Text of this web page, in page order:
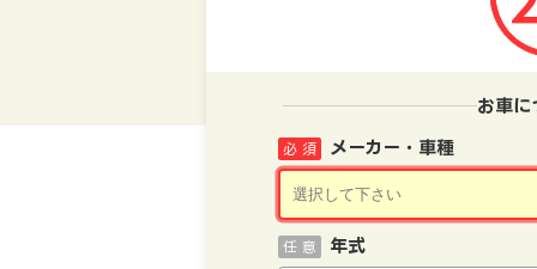
お車に
メーカー・車種
必 須
年式
任 意